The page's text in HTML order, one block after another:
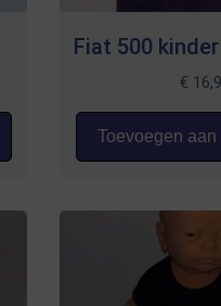
Fiat 500
€
Toevoegen